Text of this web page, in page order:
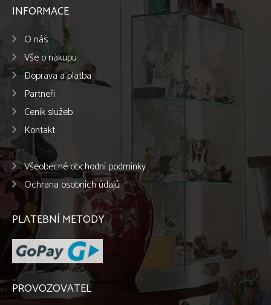
INFORMACE
O nás
Vše o nákupu
Doprava a platba
Partneři
Ceník služeb
Kontakt
Všeobecné obchodní podmínky
Ochrana osobních údajů
PLATEBNÍ METODY
PROVOZOVATEL